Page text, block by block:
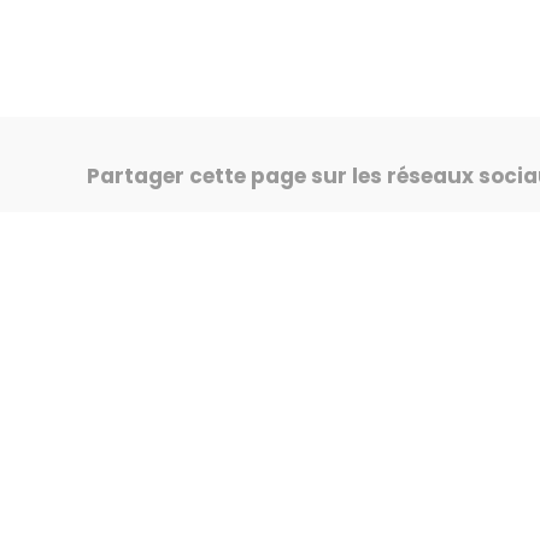
Partager cette page sur les réseaux